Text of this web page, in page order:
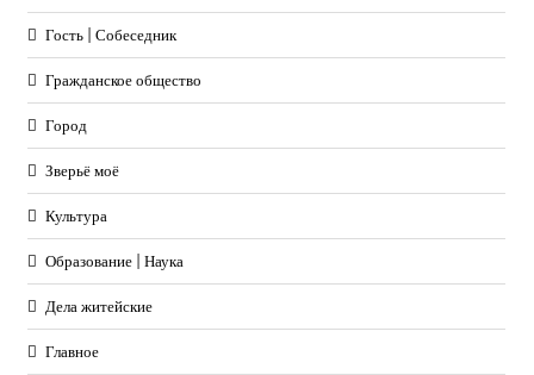
Гость | Собеседник
Гражданское общество
Город
Зверьё моё
Культура
Образование | Наука
Дела житейские
Главное